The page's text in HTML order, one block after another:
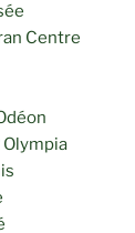
Centre
Olympia